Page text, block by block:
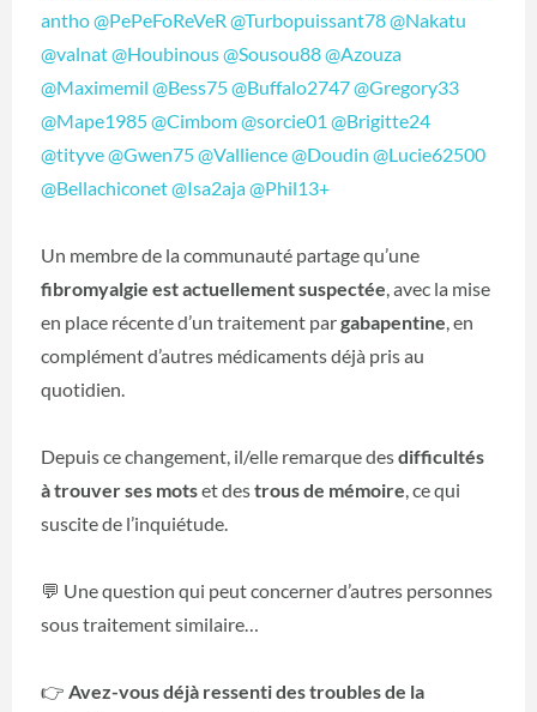
antho@PePeFoReVeR @Turbopuissant78@Nakatu
@valnat@Houbinous@Sousou88@Azouza
@Maximemil @Bess75@Buffalo2747@Gregory33
@Mape1985@Cimbom@sorcie01 @Brigitte24
@tityve@Gwen75@Vallience@Doudin @Lucie62500
@Bellachiconet@Isa2aja@Phil13+
Un membre de la communauté partage qu’une
fibromyalgie est actuellement suspectée, avec la mise
en place récente d’un traitement pargabapentine, en
complément d’autres médicaments déjà pris au
quotidien.
Depuis ce changement, il/elle remarque desdifficultés
à trouver ses motset destrous de mémoire, ce qui
suscite de l’inquiétude.
💬 Une question qui peut concerner d’autres personnes
sous traitement similaire…
👉 Avez-vous déjà ressenti des troubles de la